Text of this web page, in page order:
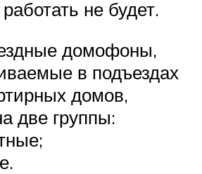
не будет.
домофоны,
в подъездах
домов,
две группы: